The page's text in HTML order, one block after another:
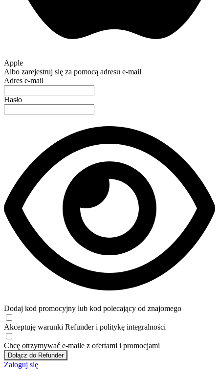
Apple
Albo zarejestruj się za pomocą adresu e-mail
Adres e-mail
Hasło
Dodaj kod promocyjny lub kod polecający od znajomego
Akceptuję warunki Refunder i politykę integralności
Chcę otrzymywać e-maile z ofertami i promocjami
Dołącz do Refunder
Zaloguj się